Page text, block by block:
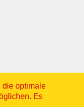
die optimale
Es